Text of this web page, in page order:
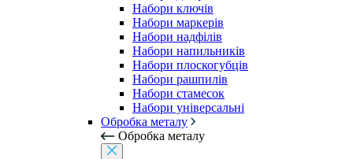
Набори ключів
Набори маркерів
Набори надфілів
Набори напильників
Набори плоскогубців
Набори рашпилів
Набори стамесок
Набори універсальні
Обробка металу
Обробка металу